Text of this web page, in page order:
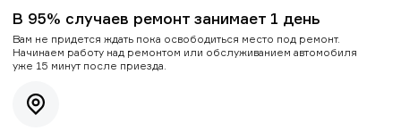
В 95% случаев ремонт занимает 1 день
Вам не придется ждать пока освободиться место под ремонт.
Начинаем работу над ремонтом или обслуживанием автомобиля
уже 15 минут после приезда.